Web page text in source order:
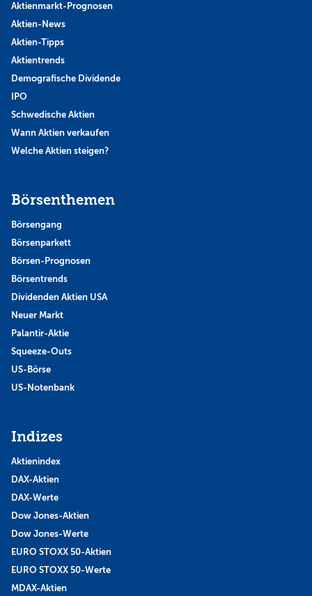
Aktienmarkt-Prognosen
Aktien-News
Aktien-Tipps
Aktientrends
Demografische Dividende
IPO
Schwedische Aktien
Wann Aktien verkaufen
Welche Aktien steigen?
Börsenthemen
Börsengang
Börsenparkett
Börsen-Prognosen
Börsentrends
Dividenden Aktien USA
Neuer Markt
Palantir-Aktie
Squeeze-Outs
US-Börse
US-Notenbank
Indizes
Aktienindex
DAX-Aktien
DAX-Werte
Dow Jones-Aktien
Dow Jones-Werte
EURO STOXX 50-Aktien
EURO STOXX 50-Werte
MDAX-Aktien